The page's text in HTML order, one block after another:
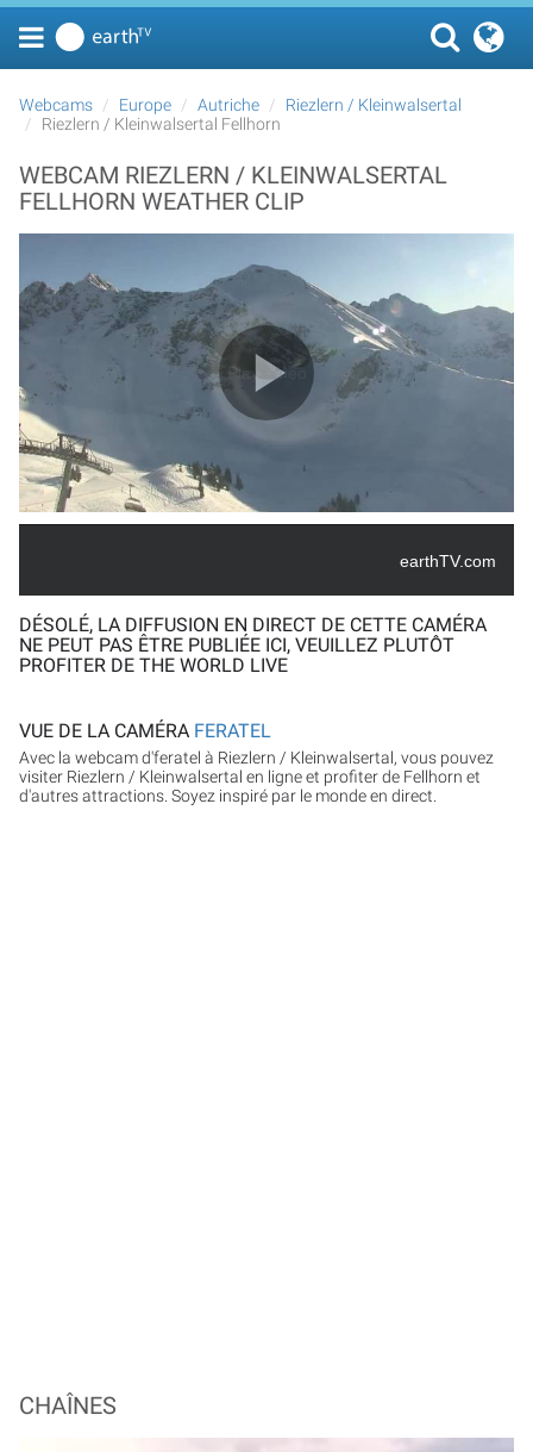
Webcams Europe Autriche
Riezlern / Kleinwalsertal
Riezlern / Kleinwalsertal Fellhorn
WEBCAM RIEZLERN / KLEINWALSERTAL
FELLHORN WEATHER CLIP
Play Video
earthTV.com
DÉSOLÉ, LA DIFFUSION EN DIRECT DE CETTE CAMÉRA
NE PEUT PAS ÊTRE PUBLIÉE ICI, VEUILLEZ PLUTÔT
PROFITER DE THE WORLD LIVE
VUE DE LA CAMÉRA FERATEL
Avec la webcam d'feratel à Riezlern / Kleinwalsertal, vous pouvez
visiter Riezlern / Kleinwalsertal en ligne et profiter de Fellhorn et
d'autres attractions. Soyez inspiré par le monde en direct.
CHAÎNES